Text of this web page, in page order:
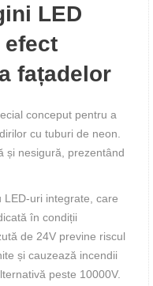
LED
fațadelor
conceput pentru a
cu tuburi de neon.
și nesigură, prezentând
LED-uri integrate, care
în condiții
de 24V previne riscul
și cauzează incendii
peste 10000V.